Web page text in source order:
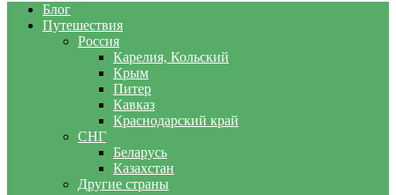
Блог
Путешествия
Россия
Карелия, Кольский
Крым
Питер
Кавказ
Краснодарский край
СНГ
Беларусь
Казахстан
Другие страны